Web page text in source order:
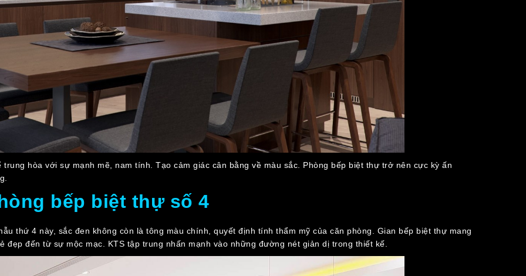
hòa với sự mạnh mẽ, nam tính. Tạo cảm giác cân bằng về màu sắc. Phòng bếp biệt thự trở nên cực kỳ ấn
bếp biệt thự số 4
thứ 4 này, sắc đen không còn là tông màu chính, quyết định tính thẩm mỹ của căn phòng. Gian bếp biệt thự mang
đẹp đến từ sự mộc mạc. KTS tập trung nhấn mạnh vào những đường nét giản dị trong thiết kế.